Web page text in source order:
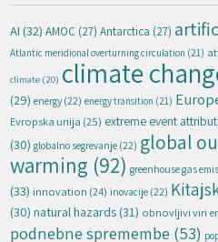
AI (32) AMOC (27) Antarctica (27)
Atlantic meridional overturning circulation (21)
climate (20) climate
(29) energy (22) energy transition (21)
Evropska unija (25) extreme event
(30) globalno segrevanje (22) global
warming (92) greenhouse gas
(33) innovation (24) inovacije (22)
(30) natural hazards (31) obnovljivi viri
podnebne spremembe (53)